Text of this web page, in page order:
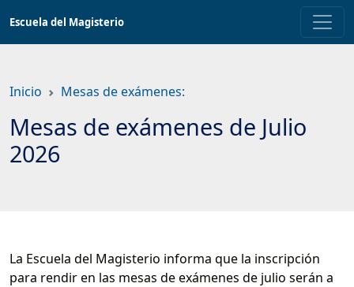
contenido
Escuela del Magisterio
Inicio Mesas de exámenes:
Mesas de exámenes de Julio
2026
La Escuela del Magisterio informa que la inscripción
para rendir en las mesas de exámenes de julio serán a